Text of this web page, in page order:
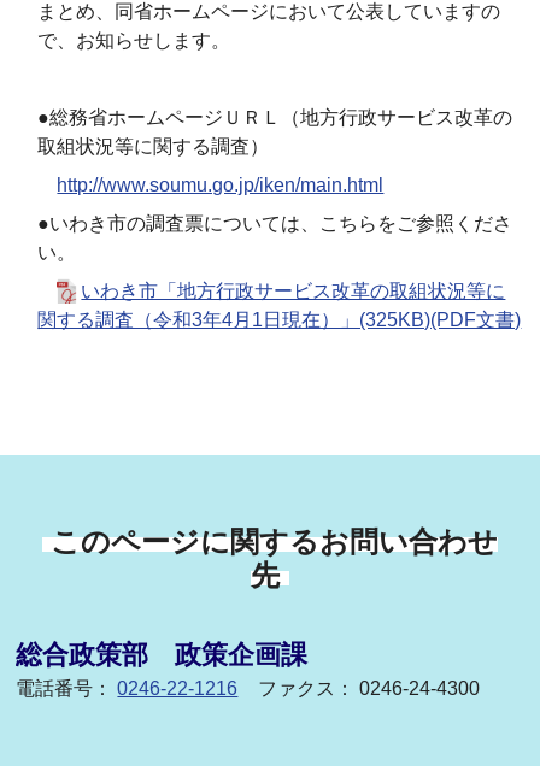
まとめ、同省ホームページにおいて公表していますの
で、お知らせします。
●総務省ホームページＵＲＬ（地方行政サービス改革の
取組状況等に関する調査）
http://www.soumu.go.jp/iken/main.html
●いわき市の調査票については、こちらをご参照くださ
い。
いわき市「地方行政サービス改革の取組状況等に
関する調査（令和3年4月1日現在）」(325KB)(PDF文書)
このページに関するお問い合わせ
先
総合政策部 政策企画課
電話番号：0246-22-1216 ファクス： 0246-24-4300